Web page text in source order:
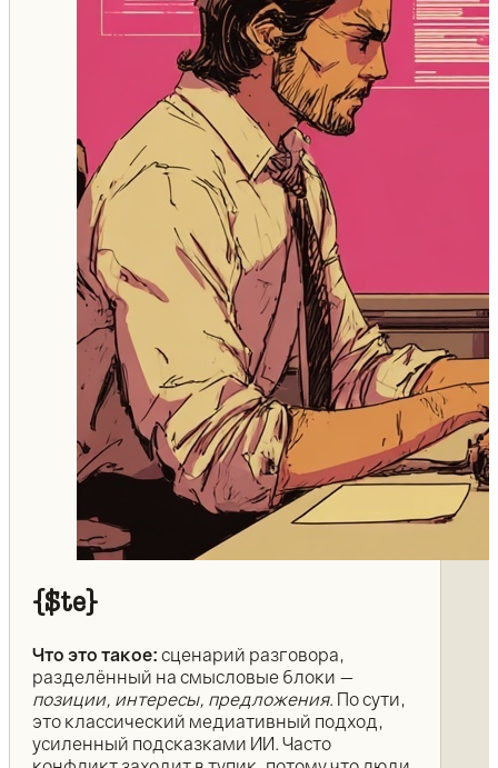
{$te}
Что это такое: сценарий разговора,
разделённый на смысловые блоки —
позиции, интересы, предложения. По сути,
это классический медиативный подход,
усиленный подсказками ИИ. Часто